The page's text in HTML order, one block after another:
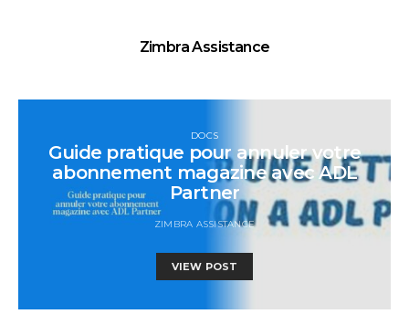
Zimbra Assistance
DOCS
Guide pratique pour annuler votre
abonnement magazine avec ADL
Partner
ZIMBRA ASSISTANCE
VIEW POST